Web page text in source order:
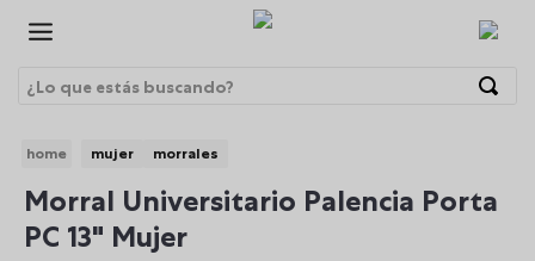
¿Lo que estás buscando?
mujer morrales
Morral Universitario Palencia Porta
PC 13" Mujer
1.
morrales
2.
gorras
3
bolsos